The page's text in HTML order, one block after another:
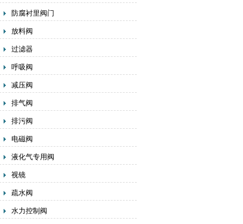
防腐衬里阀门
放料阀
过滤器
呼吸阀
减压阀
排气阀
排污阀
电磁阀
液化气专用阀
视镜
疏水阀
水力控制阀